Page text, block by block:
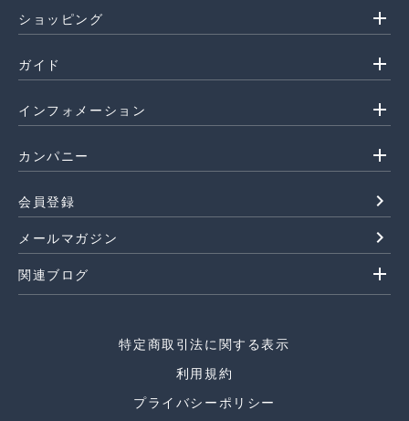
ショッピング add
ガイド add
インフォメーション add
カンパニー add
会員登録 navigate_next
メールマガジン navigate_next
関連ブログ add
特定商取引法に関する表示
利用規約
プライバシーポリシー